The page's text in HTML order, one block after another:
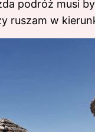
podróż musi
ruszam w